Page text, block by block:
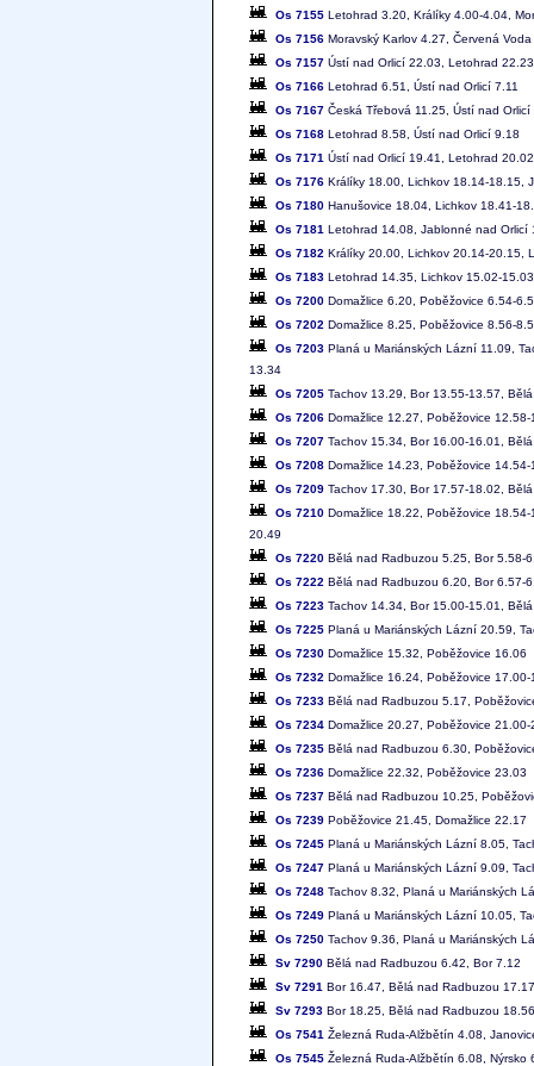
Os 7155 Letohrad 3.20, Králíky 4.00-4.04,
Os 7156 Moravský Karlov 4.27, Červená
Os 7157 Ústí nad Orlicí 22.03, Letohrad
Os 7166 Letohrad 6.51, Ústí nad Orlicí 7.11
Os 7167 Česká Třebová 11.25, Ústí nad
Os 7168 Letohrad 8.58, Ústí nad Orlicí 9.18
Os 7171 Ústí nad Orlicí 19.41, Letohrad
Os 7176 Králíky 18.00, Lichkov 18.14-18.15,
Os 7180 Hanušovice 18.04, Lichkov 18.41-
Os 7181 Letohrad 14.08, Jablonné nad
Os 7182 Králíky 20.00, Lichkov 20.14-20.15,
Os 7183 Letohrad 14.35, Lichkov 15.02-
Os 7200 Domažlice 6.20, Poběžovice 6.54-
Os 7202 Domažlice 8.25, Poběžovice 8.56-
Os 7203 Planá u Mariánských Lázní 11.09,
13.34
Os 7205 Tachov 13.29, Bor 13.55-13.57,
Os 7206 Domažlice 12.27, Poběžovice
Os 7207 Tachov 15.34, Bor 16.00-16.01,
Os 7208 Domažlice 14.23, Poběžovice
Os 7209 Tachov 17.30, Bor 17.57-18.02,
Os 7210 Domažlice 18.22, Poběžovice
20.49
Os 7220 Bělá nad Radbuzou 5.25, Bor 5.58-
Os 7222 Bělá nad Radbuzou 6.20, Bor 6.57-
Os 7223 Tachov 14.34, Bor 15.00-15.01,
Os 7225 Planá u Mariánských Lázní 20.59,
Os 7230 Domažlice 15.32, Poběžovice 16.06
Os 7232 Domažlice 16.24, Poběžovice
Os 7233 Bělá nad Radbuzou 5.17,
Os 7234 Domažlice 20.27, Poběžovice
Os 7235 Bělá nad Radbuzou 6.30,
Os 7236 Domažlice 22.32, Poběžovice 23.03
Os 7237 Bělá nad Radbuzou 10.25,
Os 7239 Poběžovice 21.45, Domažlice 22.17
Os 7245 Planá u Mariánských Lázní 8.05,
Os 7247 Planá u Mariánských Lázní 9.09,
Os 7248 Tachov 8.32, Planá u Mariánských
Os 7249 Planá u Mariánských Lázní 10.05,
Os 7250 Tachov 9.36, Planá u Mariánských
Sv 7290 Bělá nad Radbuzou 6.42, Bor 7.12
Sv 7291 Bor 16.47, Bělá nad Radbuzou 17.17
Sv 7293 Bor 18.25, Bělá nad Radbuzou 18.56
Os 7541 Železná Ruda-Alžbětín 4.08,
Os 7545 Železná Ruda-Alžbětín 6.08,